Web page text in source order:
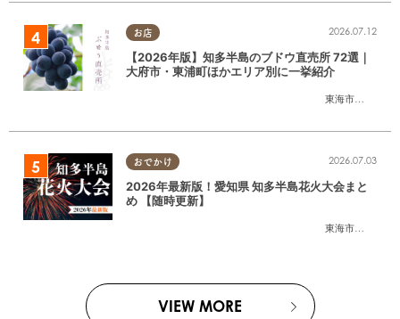
お店
東海市
,大府市
2026.07.12
【2026年版】知多半島のブドウ直売所 72選｜
大府市・東浦町ほかエリア別に一挙紹介
おでかけ
東海市
,大府市
2026.07.03
2026年最新版！愛知県 知多半島花火大会まと
め 【随時更新】
VIEW MORE